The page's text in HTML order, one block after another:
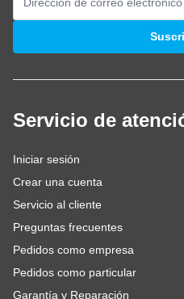
Dirección de email
Servicio de
Iniciar sesión
Crear una cuenta
Servicio al cliente
Preguntas frecuentes
Pedidos como empresa
Pedidos como particular
Garantía y Reparación